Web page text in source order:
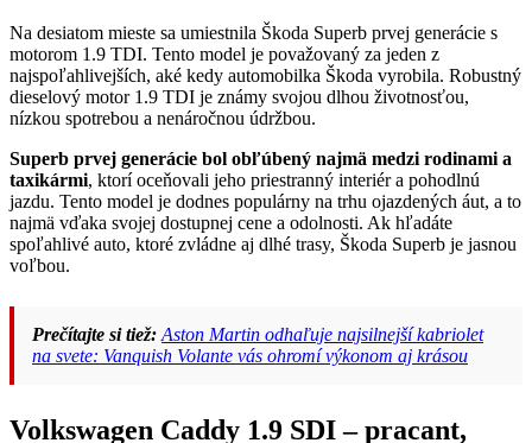
Na desiatom mieste sa umiestnila Škoda Superb prvej generácie s
motorom 1.9 TDI. Tento model je považovaný za jeden z
najspoľahlivejších, aké kedy automobilka Škoda vyrobila. Robustný
dieselový motor 1.9 TDI je známy svojou dlhou životnosťou,
nízkou spotrebou a nenáročnou údržbou.
Superb prvej generácie bol obľúbený najmä medzi rodinami a
taxikármi, ktorí oceňovali jeho priestranný interiér a pohodlnú
jazdu. Tento model je dodnes populárny na trhu ojazdených áut, a to
najmä vďaka svojej dostupnej cene a odolnosti. Ak hľadáte
spoľahlivé auto, ktoré zvládne aj dlhé trasy, Škoda Superb je jasnou
voľbou.
Prečítajte si tiež: Aston Martin odhaľuje najsilnejší kabriolet
na svete: Vanquish Volante vás ohromí výkonom aj krásou
Volkswagen Caddy 1.9 SDI – pracant,